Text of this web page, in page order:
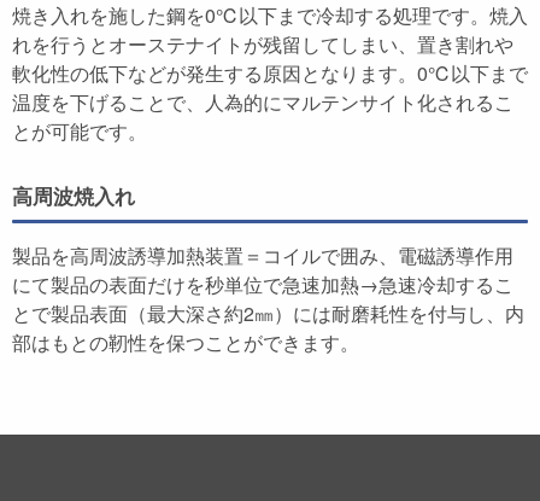
焼き入れを施した鋼を0℃以下まで冷却する処理です。焼入
れを行うとオーステナイトが残留してしまい、置き割れや
軟化性の低下などが発生する原因となります。0℃以下まで
温度を下げることで、人為的にマルテンサイト化されるこ
とが可能です。
高周波焼入れ
製品を高周波誘導加熱装置＝コイルで囲み、電磁誘導作用
にて製品の表面だけを秒単位で急速加熱→急速冷却するこ
とで製品表面（最大深さ約2㎜）には耐磨耗性を付与し、内
部はもとの靭性を保つことができます。